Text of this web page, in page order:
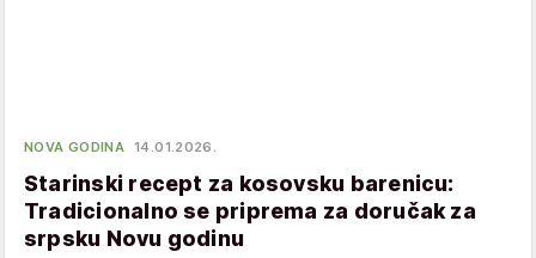
NOVA GODINA 14.01.2026.
Starinski recept za kosovsku barenicu:
Tradicionalno se priprema za doručak za
srpsku Novu godinu